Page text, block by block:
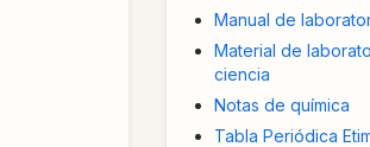
Manual de
Material de
ciencia
Notas de química
Tabla Periódica